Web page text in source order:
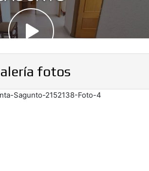
fotos